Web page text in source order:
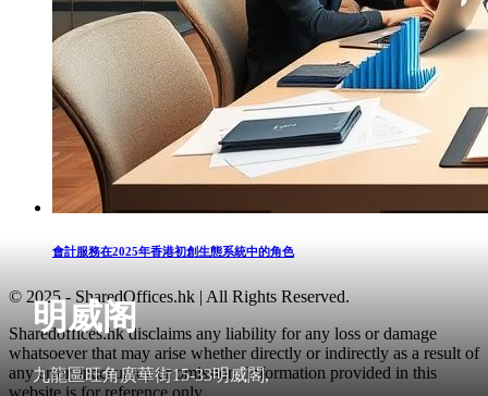
明威阁
九龍區旺角廣華街15-33明威閣,
會計服務在2025年香港初創生態系統中的角色
© 2025 - SharedOffices.hk | All Rights Reserved.
Sharedoffices.hk disclaims any liability for any loss or damage
whatsoever that may arise whether directly or indirectly as a result of
any error, inaccuracy or omission. Information provided in this